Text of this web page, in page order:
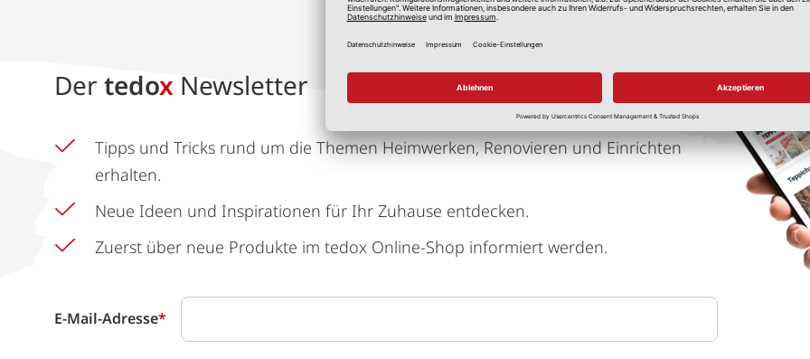
Der tedox Newsletter
Tipps und Tricks rund um die Themen Heimwerken, Renovieren und Einrichten
erhalten.
Neue Ideen und Inspirationen für Ihr Zuhause entdecken.
Zuerst über neue Produkte im tedox Online-Shop informiert werden.
E-Mail-Adresse*